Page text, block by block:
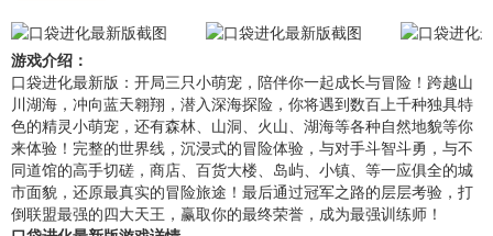
游戏介绍：
口袋进化最新版：开局三只小萌宠，陪伴你一起成长与冒险 ！跨越山
川湖海，冲向蓝天翱翔，潜入深海探险，你将遇到数百上千种独具特
色的精灵小萌宠，还有森林、山洞、火山、湖海等各种自然地貌等你
来体验！完整的世界线，沉浸式的冒险体验，与对手斗智斗勇，与不
同道馆的高手切磋，商店、百货大楼、岛屿、小镇、等一应俱全的城
市面貌，还原最真实的冒险旅途！最后通过冠军之路的层层考验，打
倒联盟最强的四大天王，赢取你的最终荣誉，成为最强训练师！